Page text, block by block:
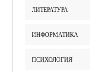
ЛИТЕРАТУРА
ИНФОРМАТИКА
ПСИХОЛОГИЯ